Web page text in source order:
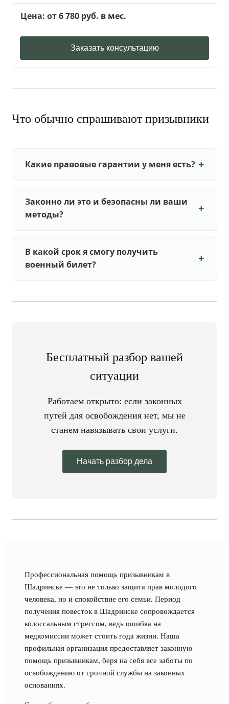
Цена: от 6 780 руб. в мес.
Заказать консультацию
Что обычно спрашивают призывники
Какие правовые гарантии у меня есть?
Законно ли это и безопасны ли ваши
методы?
В какой срок я смогу получить
военный билет?
Бесплатный разбор вашей
ситуации
Работаем открыто: если законных
путей для освобождения нет, мы не
станем навязывать свои услуги.
Начать разбор дела
Профессиональная помощь призывникам в
Шадринске — это не только защита прав молодого
человека, но и спокойствие его семьи. Период
получения повесток в Шадринске сопровождается
колоссальным стрессом, ведь ошибка на
медкомиссии может стоить года жизни. Наша
профильная организация предоставляет законную
помощь призывникам, беря на себя все заботы по
освобождению от срочной службы на законных
основаниях.